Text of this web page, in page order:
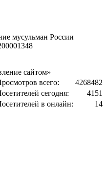
мусульман России
сайтом»
всего:
4268482
сегодня:
4151
в онлайн:
14